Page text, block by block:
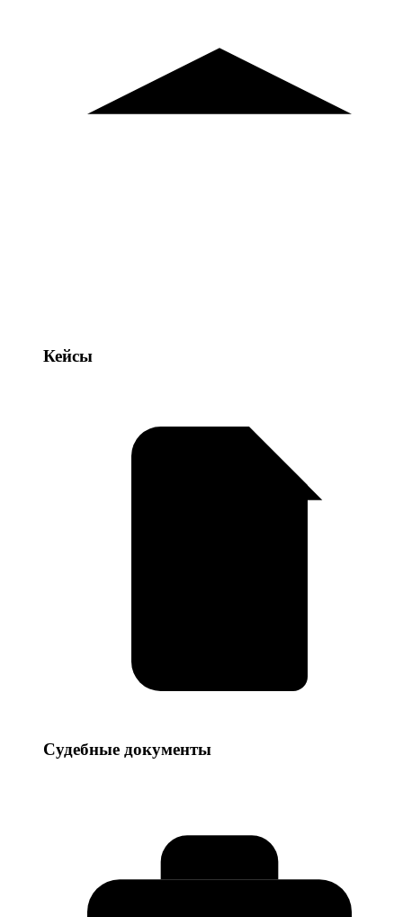
Кейсы
Кейсы
Судебные
Судебные документы